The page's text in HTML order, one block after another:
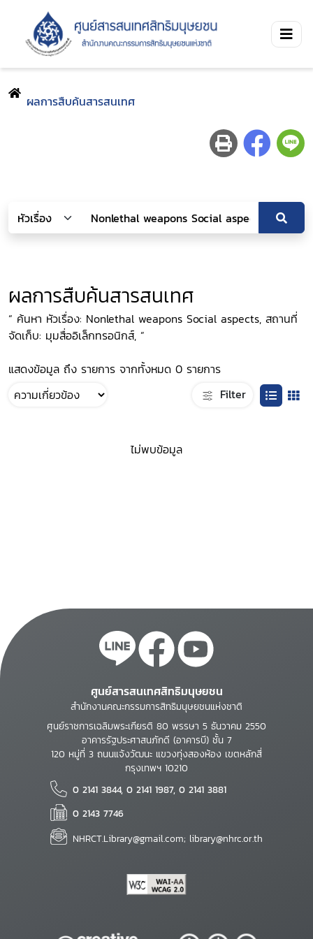
ผลการสืบค้นสารสนเทศ
ผลการสืบค้นสารสนเทศ
“ ค้นหา หัวเรื่อง: Nonlethal weapons Social aspects, สถานที่
จัดเก็บ: มุมสื่ออิเล็กทรอนิกส์, ”
แสดงข้อมูล ถึง รายการ จากทั้งหมด 0 รายการ
Filter
ไม่พบข้อมูล
ศูนย์สารสนเทศสิทธิมนุษยชน
สำนักงานคณะกรรมการสิทธิมนุษยชนแห่งชาติ
ศูนย์ราชการเฉลิมพระเกียรติ 80 พรรษา 5 ธันวาคม 2550
อาคารรัฐประศาสนภักดี (อาคารบี) ชั้น 7
120 หมู่ที่ 3 ถนนแจ้งวัฒนะ แขวงทุ่งสองห้อง เขตหลักสี่
กรุงเทพฯ 10210
0 2141 3844, 0 2141 1987, 0 2141 3881
0 2143 7746
NHRCT.Library@gmail.com; library@nhrc.or.th